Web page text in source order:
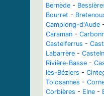
Bernède -
Bourret -
Camplong-d'Aude -
Caraman -
Castelferrus -
Labarrère -
Rivière-Basse -
lès-Béziers -
Tolosannes -
Corbières - Elne -